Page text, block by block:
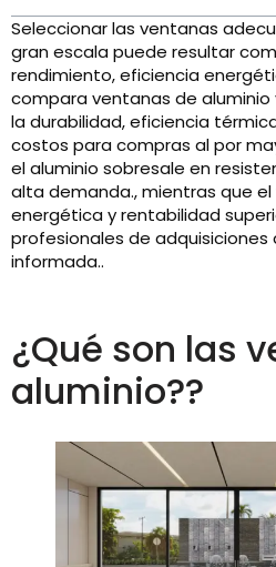
Seleccionar las ventanas
gran escala puede resultar
rendimiento, eficiencia
compara ventanas de aluminio
la durabilidad, eficiencia
costos para compras al por
el aluminio sobresale en
alta demanda., mientras que
energética y rentabilidad
profesionales de
informada..
¿Qué son las
aluminio??